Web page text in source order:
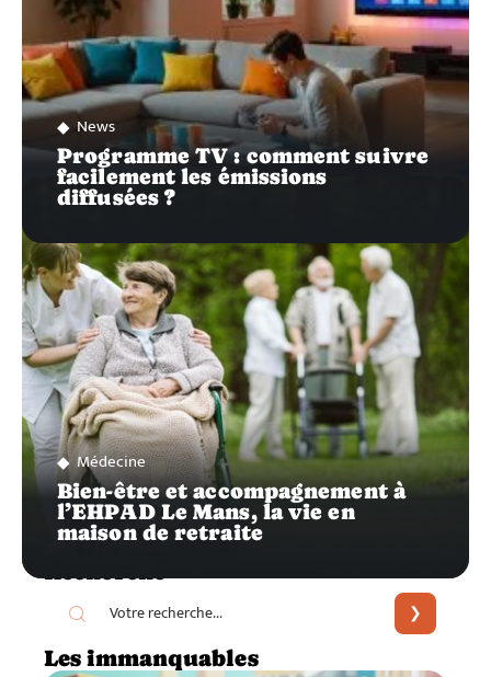
News
Programme TV : comment suivre
facilement les émissions
diffusées ?
Médecine
Bien-être et accompagnement à
l’EHPAD Le Mans, la vie en
maison de retraite
Recherche
Les immanquables